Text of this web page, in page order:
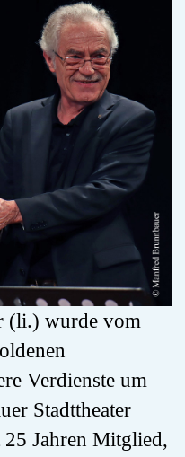
(li.) wurde vom
Verdienste um
Stadttheater
25 Jahren Mitglied,